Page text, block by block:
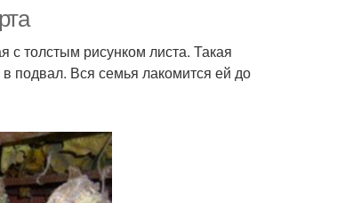
с толстым рисунком листа. Такая
подвал. Вся семья лакомится ей до